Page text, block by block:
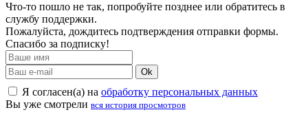
Что-то пошло не так, попробуйте позднее или обратитесь в
службу поддержки.
Пожалуйста, дождитесь подтверждения отправки формы.
Спасибо за подписку!
Ok
Я согласен(а) на обработку персональных данных
Вы уже смотрели вся история просмотров